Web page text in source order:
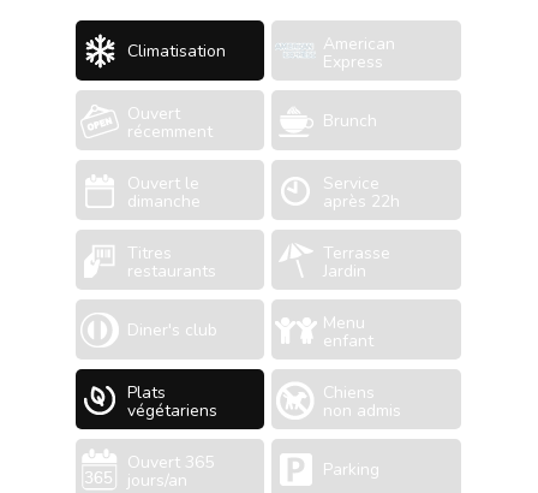
Climatisation American
Express
Ouvert
récemment Brunch
Ouvert le
dimanche
Service
après 22h
Titres
restaurants
Terrasse
Jardin
Diner's club Menu
enfant
Plats
végétariens
Chiens
non admis
Ouvert 365
jours/an Parking